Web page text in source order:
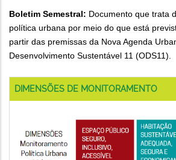
Boletim Semestral: Documento que trata
política urbana por meio do que está
partir das premissas da Nova Agenda
Desenvolvimento Sustentável 11 (ODS11).
DIMENSÕES DE MONITORAMENTO